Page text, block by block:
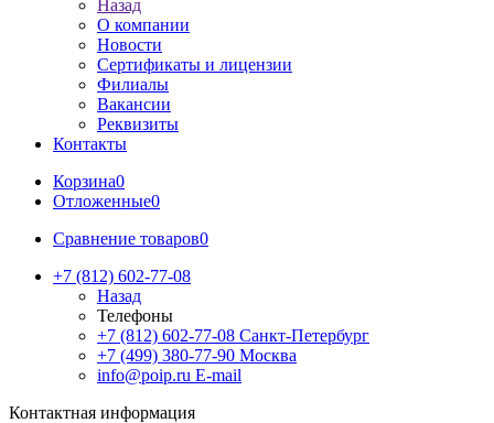
Назад
О компании
Новости
Сертификаты и лицензии
Филиалы
Вакансии
Реквизиты
Контакты
Корзина0
Отложенные0
Сравнение товаров0
+7 (812) 602-77-08
Назад
Телефоны
+7 (812) 602-77-08 Санкт-Петербург
+7 (499) 380-77-90 Москва
info@poip.ru E-mail
Контактная информация